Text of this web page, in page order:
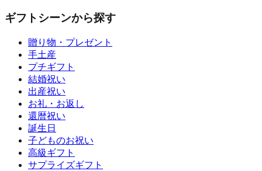
ギフトシーンから探す
贈り物・プレゼント
手土産
プチギフト
結婚祝い
出産祝い
お礼・お返し
還暦祝い
誕生日
子どものお祝い
高級ギフト
サプライズギフト